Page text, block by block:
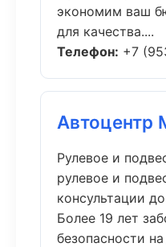
экономим ваш
для качества....
Телефон: +7
Автоцентр
Рулевое и
рулевое и
консультации
Более 19 лет
безопасности